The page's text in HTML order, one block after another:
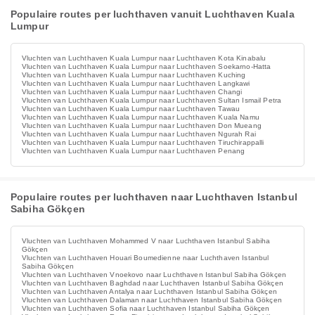
Populaire routes per luchthaven vanuit Luchthaven Kuala
Lumpur
Vluchten van Luchthaven Kuala Lumpur naar Luchthaven Kota Kinabalu
Vluchten van Luchthaven Kuala Lumpur naar Luchthaven Soekarno-Hatta
Vluchten van Luchthaven Kuala Lumpur naar Luchthaven Kuching
Vluchten van Luchthaven Kuala Lumpur naar Luchthaven Langkawi
Vluchten van Luchthaven Kuala Lumpur naar Luchthaven Changi
Vluchten van Luchthaven Kuala Lumpur naar Luchthaven Sultan Ismail Petra
Vluchten van Luchthaven Kuala Lumpur naar Luchthaven Tawau
Vluchten van Luchthaven Kuala Lumpur naar Luchthaven Kuala Namu
Vluchten van Luchthaven Kuala Lumpur naar Luchthaven Don Mueang
Vluchten van Luchthaven Kuala Lumpur naar Luchthaven Ngurah Rai
Vluchten van Luchthaven Kuala Lumpur naar Luchthaven Tiruchirappalli
Vluchten van Luchthaven Kuala Lumpur naar Luchthaven Penang
Populaire routes per luchthaven naar Luchthaven Istanbul
Sabiha Gökçen
Vluchten van Luchthaven Mohammed V naar Luchthaven Istanbul Sabiha
Gökçen
Vluchten van Luchthaven Houari Boumedienne naar Luchthaven Istanbul
Sabiha Gökçen
Vluchten van Luchthaven Vnoekovo naar Luchthaven Istanbul Sabiha Gökçen
Vluchten van Luchthaven Baghdad naar Luchthaven Istanbul Sabiha Gökçen
Vluchten van Luchthaven Antalya naar Luchthaven Istanbul Sabiha Gökçen
Vluchten van Luchthaven Dalaman naar Luchthaven Istanbul Sabiha Gökçen
Vluchten van Luchthaven Sofia naar Luchthaven Istanbul Sabiha Gökçen